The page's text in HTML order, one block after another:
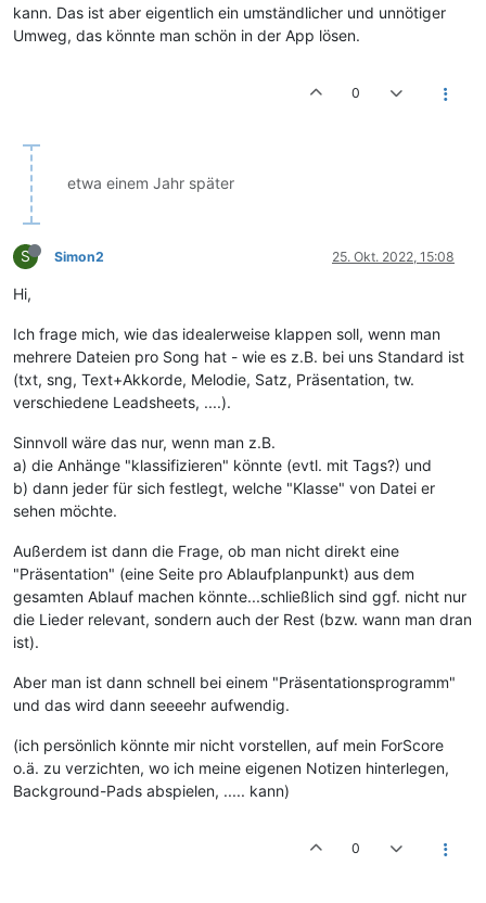
kann. Das ist aber eigentlich ein umständlicher und unnötiger
Umweg, das könnte man schön in der App lösen.
0
etwa einem Jahr später
S Simon2 25. Okt. 2022, 15:08
Hi,
Ich frage mich, wie das idealerweise klappen soll, wenn man
mehrere Dateien pro Song hat - wie es z.B. bei uns Standard ist
(txt, sng, Text+Akkorde, Melodie, Satz, Präsentation, tw.
verschiedene Leadsheets, ....).
Sinnvoll wäre das nur, wenn man z.B.
a) die Anhänge "klassifizieren" könnte (evtl. mit Tags?) und
b) dann jeder für sich festlegt, welche "Klasse" von Datei er
sehen möchte.
Außerdem ist dann die Frage, ob man nicht direkt eine
"Präsentation" (eine Seite pro Ablaufplanpunkt) aus dem
gesamten Ablauf machen könnte...schließlich sind ggf. nicht nur
die Lieder relevant, sondern auch der Rest (bzw. wann man dran
ist).
Aber man ist dann schnell bei einem "Präsentationsprogramm"
und das wird dann seeeehr aufwendig.
(ich persönlich könnte mir nicht vorstellen, auf mein ForScore
o.ä. zu verzichten, wo ich meine eigenen Notizen hinterlegen,
Background-Pads abspielen, ..... kann)
0